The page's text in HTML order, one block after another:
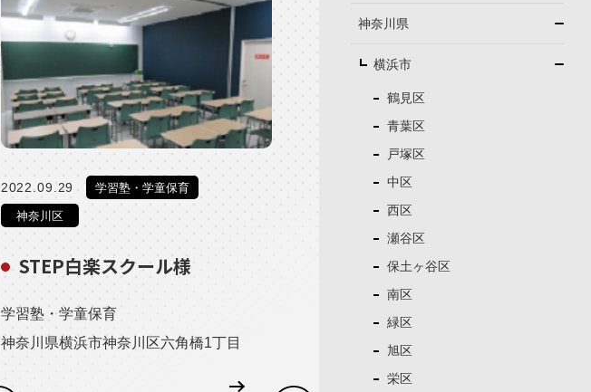
2022.09.29 学習塾・学童保育
神奈川区
STEP白楽スクール様
学習塾・学童保育
神奈川県横浜市神奈川区六角橋1丁目
神奈川県
横浜市
鶴見区
青葉区
戸塚区
中区
西区
瀬谷区
保土ヶ谷区
南区
緑区
旭区
栄区